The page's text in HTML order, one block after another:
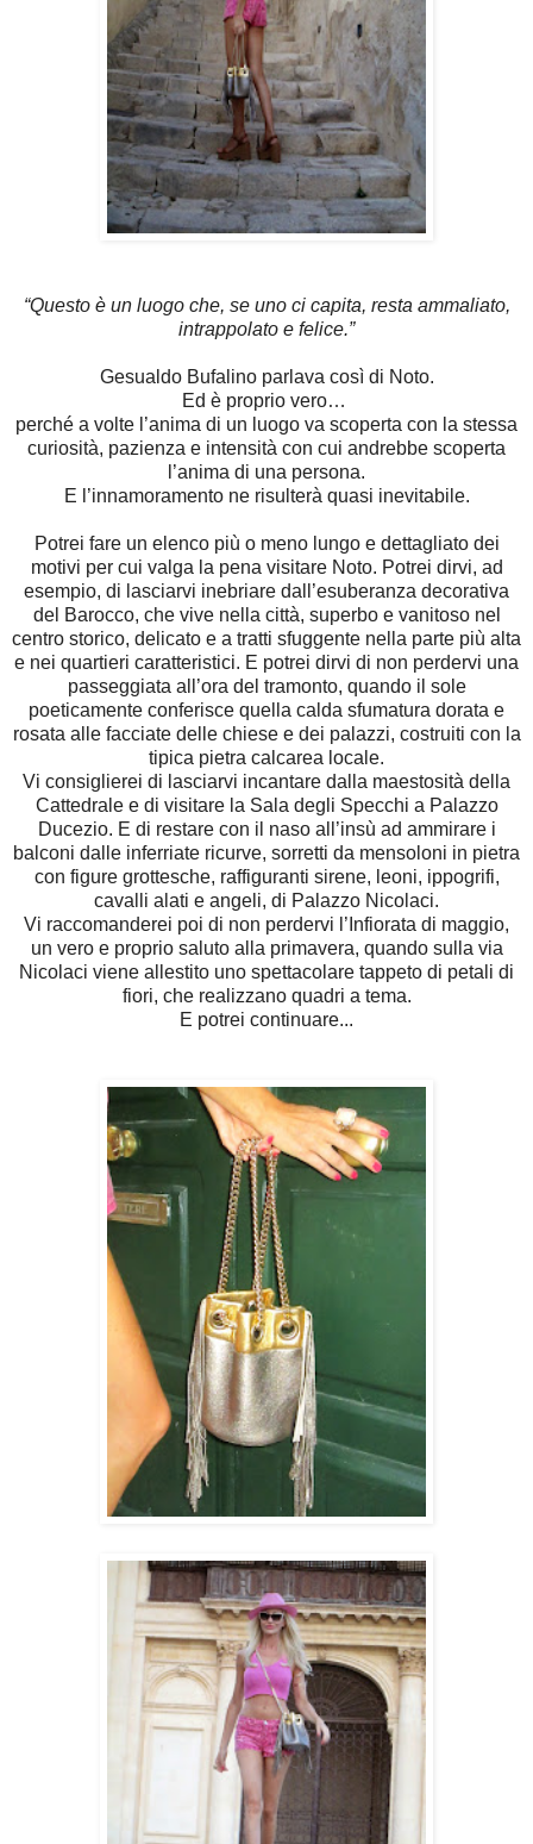
“Questo è un luogo che, se uno ci capita, resta ammaliato,
intrappolato e felice.”
Gesualdo Bufalino parlava così di Noto.
Ed è proprio vero…
perché a volte l’anima di un luogo va scoperta con la stessa
curiosità, pazienza e intensità con cui andrebbe scoperta
l’anima di una persona.
E l’innamoramento ne risulterà quasi inevitabile.
Potrei fare un elenco più o meno lungo e dettagliato dei
motivi per cui valga la pena visitare Noto. Potrei dirvi, ad
esempio, di lasciarvi inebriare dall’esuberanza decorativa
del Barocco, che vive nella città, superbo e vanitoso nel
centro storico, delicato e a tratti sfuggente nella parte più alta
e nei quartieri caratteristici. E potrei dirvi di non perdervi una
passeggiata all’ora del tramonto, quando il sole
poeticamente conferisce quella calda sfumatura dorata e
rosata alle facciate delle chiese e dei palazzi, costruiti con la
tipica pietra calcarea locale.
Vi consiglierei di lasciarvi incantare dalla maestosità della
Cattedrale e di visitare la Sala degli Specchi a Palazzo
Ducezio. E di restare con il naso all’insù ad ammirare i
balconi dalle inferriate ricurve, sorretti da mensoloni in pietra
con figure grottesche, raffiguranti sirene, leoni, ippogrifi,
cavalli alati e angeli, di Palazzo Nicolaci.
Vi raccomanderei poi di non perdervi l’Infiorata di maggio,
un vero e proprio saluto alla primavera, quando sulla via
Nicolaci viene allestito uno spettacolare tappeto di petali di
fiori, che realizzano quadri a tema.
E potrei continuare...